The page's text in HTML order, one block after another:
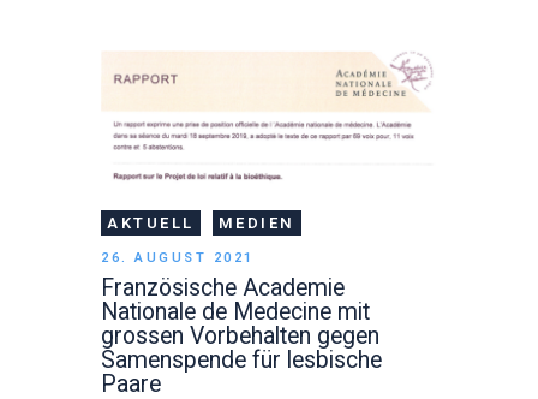
AKTUELL MEDIEN
26. AUGUST 2021
Französische Academie
Nationale de Medecine mit
grossen Vorbehalten gegen
Samenspende für lesbische
Paare